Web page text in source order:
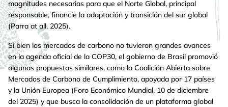
magnitudes necesarias para que el Norte Global, principal
responsable, financie la adaptación y transición del sur global
(Parra at all, 2025).
Si bien los mercados de carbono no tuvieron grandes avances
en la agenda oficial de la COP30, el gobierno de Brasil promovió
algunas propuestas similares, como la Coalición Abierta sobre
Mercados de Carbono de Cumplimiento, apoyada por 17 países
y la Unión Europea (Foro Económico Mundial, 10 de diciembre
del 2025) y que busca la consolidación de un plataforma global